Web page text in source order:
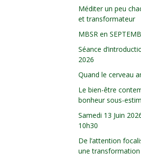
Méditer un peu
et transformateur
MBSR en
Séance
2026
Quand le cerveau
Le bien-être
bonheur sous-
Samedi 13 Juin
10h30
De l’attention
une transformation